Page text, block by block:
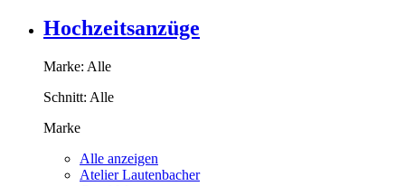
Hochzeitsanzüge
Marke: Alle
Schnitt: Alle
Marke
Alle anzeigen
Atelier Lautenbacher